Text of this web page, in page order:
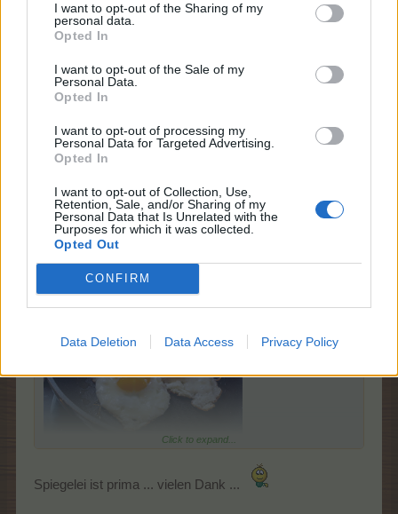
I want to opt-out of the Sharing of my
personal data.
Opted In
I want to opt-out of the Sale of my
Personal Data.
Opted In
I want to opt-out of processing my
Personal Data for Targeted Advertising.
Opted In
I want to opt-out of Collection, Use,
Retention, Sale, and/or Sharing of my
Personal Data that Is Unrelated with the
Purposes for which it was collected.
Opted Out
CONFIRM
Data Deletion Data Access Privacy Policy
das nicht immer so sein?
7 Mai 2026
crissicrissi,Breckie
Allwissendes Orakel
Click to expand...
Spiegelei ist prima ... vielen Dank ...